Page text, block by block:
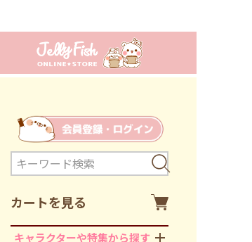
カートを見る
キャラクターや特集から探す